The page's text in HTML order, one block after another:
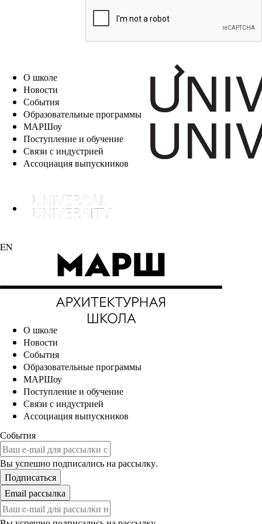
EN
О школе
Новости
События
Образовательные программы
МАРШоу
Поступление и обучение
Связи с индустрией
Ассоциация выпускников
EN
О школе
Новости
События
Образовательные программы
МАРШоу
Поступление и обучение
Связи с индустрией
Ассоциация выпускников
События
Вы успешно подписались на рассылку.